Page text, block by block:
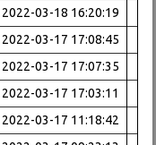
2022-03-18 16:20:19
2022-03-17 17:08:45
2022-03-17 17:07:35
2022-03-17 17:03:11
2022-03-17 11:18:42